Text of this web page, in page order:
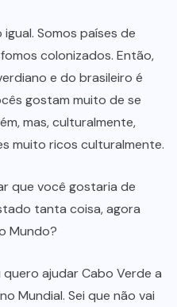
Somos países de
colonizados. Então,
e do brasileiro é
gostam muito de se
mas, culturalmente,
muito ricos culturalmente.
que você gostaria de
tanta coisa, agora
Mundo?
quero ajudar Cabo Verde a
Mundial. Sei que não vai